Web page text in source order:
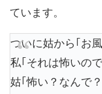
ています。
ついに姑から｢お
私｢それは怖いの
姑｢怖い？なんで